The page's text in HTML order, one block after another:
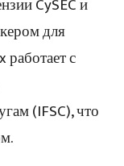
CySEC и
для
работает с
(IFSC), что